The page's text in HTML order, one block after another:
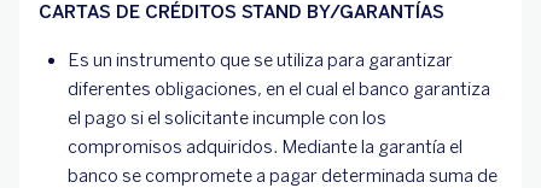
CARTAS DE CRÉDITOS STAND BY/GARANTÍAS
Es un instrumento que se utiliza para garantizar
diferentes obligaciones, en el cual el banco garantiza
el pago si el solicitante incumple con los
compromisos adquiridos. Mediante la garantía el
banco se compromete a pagar determinada suma de